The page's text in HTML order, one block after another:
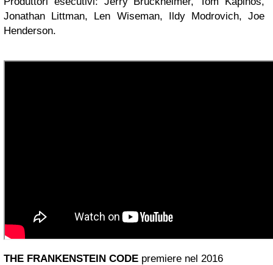
Jonathan Littman, Len Wiseman, Ildy Modrovich, Joe
Henderson.
THE FRANKENSTEIN CODE premiere nel 2016